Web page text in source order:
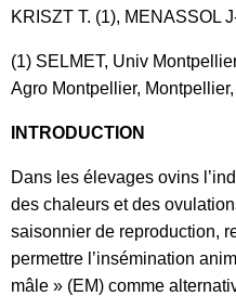
KRISZT T. (1), MENASSOL
(1) SELMET, Univ
Agro Montpellier,
INTRODUCTION
Dans les élevages ovins
des chaleurs et des
saisonnier de reproduction,
permettre l’insémination
mâle » (EM) comme